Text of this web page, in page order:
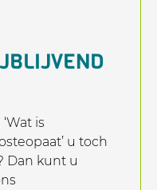
is
u toch
Dan kunt u